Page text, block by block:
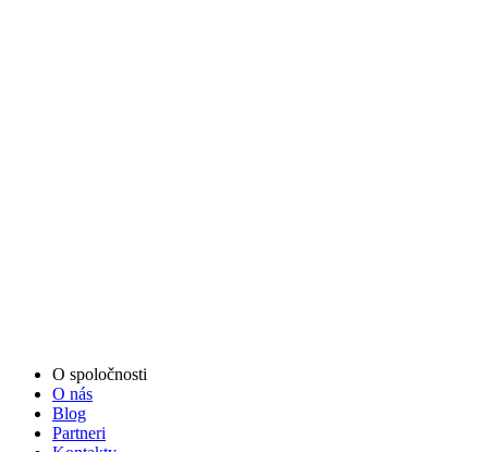
O spoločnosti
O nás
Blog
Partneri